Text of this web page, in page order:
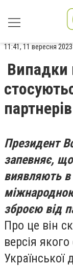
11:41, 11 вересня
Випадки
Президент
запевняє,
виявляють в
зброєю від
Про це він
версія
Української